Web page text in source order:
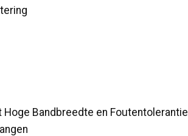
Hoge Bandbreedte en Foutentolerantie